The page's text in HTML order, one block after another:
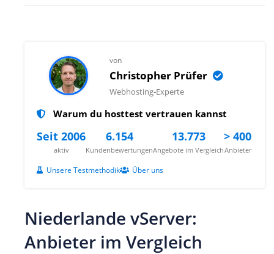
von
Christopher Prüfer
Webhosting-Experte
Warum du hosttest vertrauen kannst
Seit 2006
aktiv
6.154
Kundenbewertungen
13.773
Angebote im Vergleich
> 400
Anbieter
Unsere Testmethodik Über uns
Niederlande vServer:
Anbieter im Vergleich